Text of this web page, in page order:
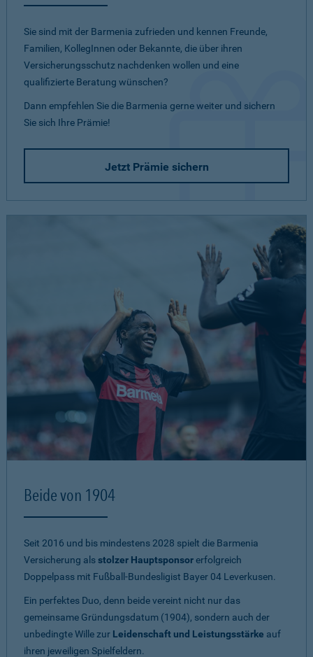
Sie sind mit der Barmenia zufrieden und kennen Freunde,
Familien, KollegInnen oder Bekannte, die über ihren
Versicherungsschutz nachdenken wollen und eine
qualifizierte Beratung wünschen?
Dann empfehlen Sie die Barmenia gerne weiter und sichern
Sie sich Ihre Prämie!
Jetzt Prämie sichern
Beide von 1904
Seit 2016 und bis mindestens 2028 spielt die Barmenia
Versicherung alsstolzer Hauptsponsorerfolgreich
Doppelpass mit Fußball-Bundesligist Bayer 04 Leverkusen.
Ein perfektes Duo, denn beide vereint nicht nur das
gemeinsame Gründungsdatum (1904), sondern auch der
unbedingte Wille zur Leidenschaft und Leistungsstärke auf
ihren jeweiligen Spielfeldern.